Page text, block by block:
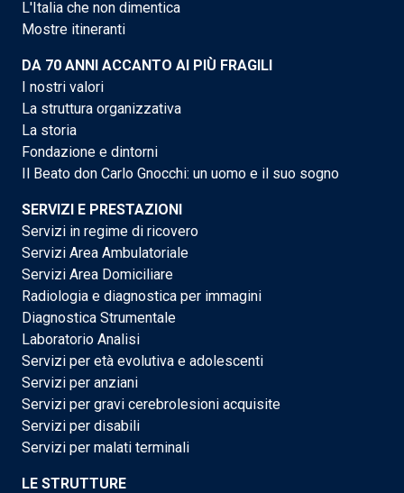
L'Italia che non dimentica
Mostre itineranti
DA 70 ANNI ACCANTO AI PIÙ FRAGILI
I nostri valori
La struttura organizzativa
La storia
Fondazione e dintorni
Il Beato don Carlo Gnocchi: un uomo e il suo sogno
SERVIZI E PRESTAZIONI
Servizi in regime di ricovero
Servizi Area Ambulatoriale
Servizi Area Domiciliare
Radiologia e diagnostica per immagini
Diagnostica Strumentale
Laboratorio Analisi
Servizi per età evolutiva e adolescenti
Servizi per anziani
Servizi per gravi cerebrolesioni acquisite
Servizi per disabili
Servizi per malati terminali
LE STRUTTURE